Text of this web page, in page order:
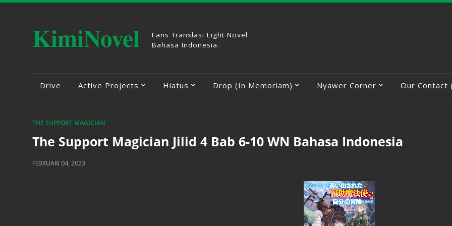
KimiNovel
Fans Translasi Light Novel
Bahasa Indonesia.
Drive Active Projects Hiatus Drop (In Memoriam) Nyawer Corner Our Contact
THE SUPPORT MAGICIAN
The Support Magician Jilid 4 Bab 6-10 WN Bahasa Indonesia
FEBRUARI 04, 2023